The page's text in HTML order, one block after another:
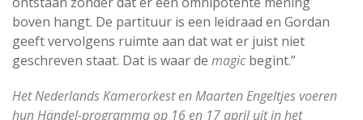
boven hangt. De partituur is een leidraad en Gordan
geeft vervolgens ruimte aan dat wat er juist niet
geschreven staat. Dat is waar de magicbegint.”
Het Nederlands Kamerorkest en Maarten Engeltjes voeren
hun Händel-programma op 16 en 17 april uit in het